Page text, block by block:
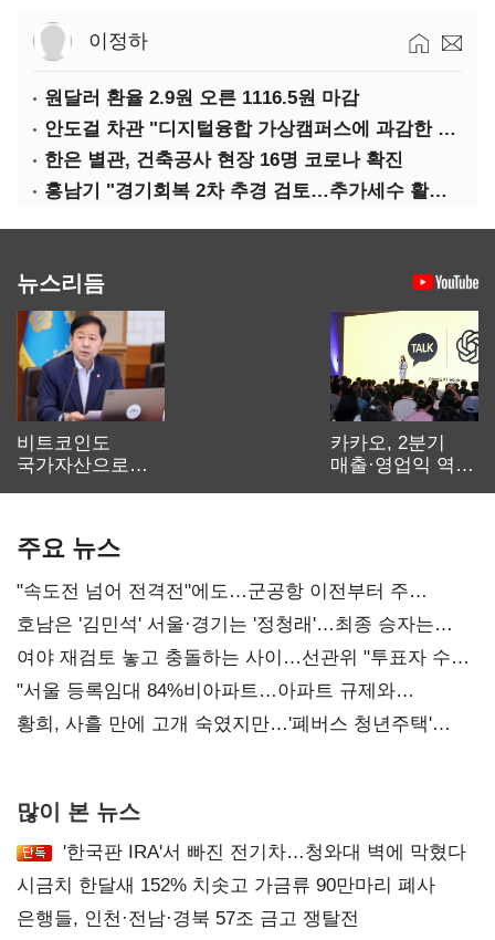
이정하
원달러 환율 2.9원 오른 1116.5원 마감
안도걸 차관 "디지털융합 가상캠퍼스에 과감한 인센티브 부여"
한은 별관, 건축공사 현장 16명 코로나 확진
홍남기 "경기회복 2차 추경 검토…추가세수 활용할 것"(종합)
뉴스리듬
비트코인도
국가자산으로…'
카카오, 2분기
매출·영업익 역대
주요 뉴스
"속도전 넘어 전격전"에도…군공항 이전부터 주
52시간까지 '뇌관'
호남은 '김민석' 서울·경기는 '정청래'…최종 승자는
'안갯속'
여야 재검토 놓고 충돌하는 사이…선관위 "투표자 수
오차 당연"
"서울 등록임대 84%비아파트…아파트 규제와
달리해야"
황희, 사흘 만에 고개 숙였지만…'폐버스 청년주택'
많이 본 뉴스
'한국판 IRA'서 빠진 전기차…청와대 벽에 막혔다
시금치 한달새 152% 치솟고 가금류 90만마리 폐사
은행들, 인천·전남·경북 57조 금고 쟁탈전